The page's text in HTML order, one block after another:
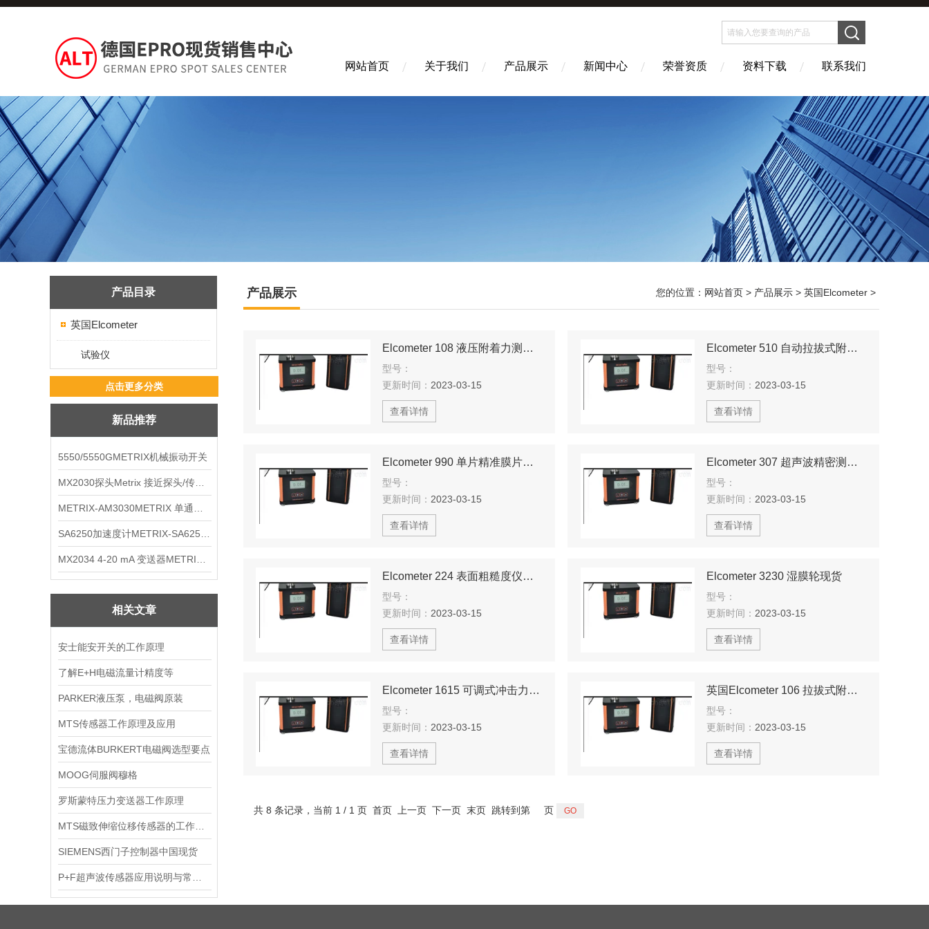
网站首页 关于我们 产品展示 新闻中心 荣誉资质 资料下载 联系我们
产品目录
英国Elcometer
试验仪
点击更多分类
新品推荐
5550/5550GMETRIX机械振动开关
相关文章
安士能安开关的工作原理
了解E+H电磁流量计精度等
PARKER液压泵，电磁阀原装
MTS传感器工作原理及应用
宝德流体BURKERT电磁阀选型要点
MOOG伺服阀穆格
罗斯蒙特压力变送器工作原理
SIEMENS西门子控制器中国现货
产品展示 您的位置： 网站首页 > 产品展示 > 英国Elcometer >
Elcometer 108 液压附着力测试仪
型号：
更新时间： 2023-03-15
查看详情
Elcometer 510 自动拉拔式附着力试验仪
型号：
更新时间： 2023-03-15
查看详情
Elcometer 990 单片精准膜片原厂
型号：
更新时间： 2023-03-15
查看详情
Elcometer 307 超声波精密测厚仪现货
型号：
更新时间： 2023-03-15
查看详情
Elcometer 224 表面粗糙度仪青岛现货
型号：
更新时间： 2023-03-15
查看详情
Elcometer 3230 湿膜轮现货
型号：
更新时间： 2023-03-15
查看详情
Elcometer 1615 可调式冲击力试验仪*
型号：
更新时间： 2023-03-15
查看详情
英国Elcometer 106 拉拔式附着力试验仪
型号：
更新时间： 2023-03-15
查看详情
共 8 条记录，当前 1 / 1 页 首页 上一页 下一页 末页 跳转到第 页